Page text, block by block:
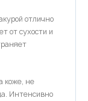
отлично
от сухости и
коже, не
Интенсивно